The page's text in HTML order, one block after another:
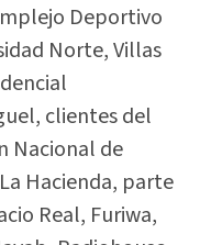
Deportivo
Norte, Villas
clientes del
Nacional de
Hacienda, parte
Real, Furiwa,